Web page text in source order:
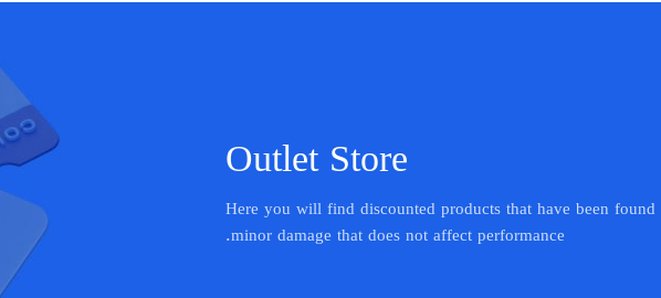
Outlet Store
Here you will find discounted products that have been found
minor damage that does not affect performance.